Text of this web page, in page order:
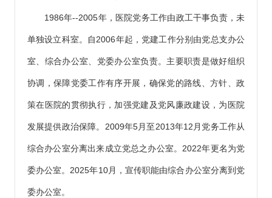
1986年--2005年，医院党务工作由政工干事负责，未
单独设立科室。自2006年起，党建工作分别由党总支办公
室、综合办公室、党委办公室负责。主要职责是做好组织
协调，保障党委工作有序开展，确保党的路线、方针、政
策在医院的贯彻执行，加强党建及党风廉政建设，为医院
发展提供政治保障。2009年5月至2013年12月党务工作从
综合办公室分离出来成立党总之办公室。2022年更名为党
委办公室。2025年10月，宣传职能由综合办公室分离到党
委办公室。